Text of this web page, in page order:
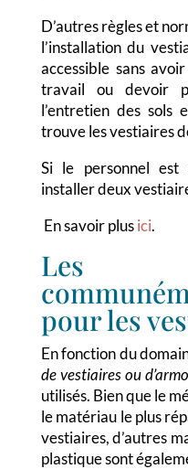
D’autres règles et
l’installation du
accessible sans
travail ou devoir
l’entretien des sols
trouve les vestiaires
Si le personnel est
installer deux
En savoir plusici.
Les
pour les
En fonction du
de vestiaires ou
utilisés. Bien que le
le matériau le plus
vestiaires, d’autres
plastique sont